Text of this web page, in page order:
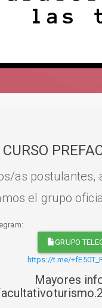
CURSO
as postulantes,
el grupo
GRUPO
https://t.me/
Mayores